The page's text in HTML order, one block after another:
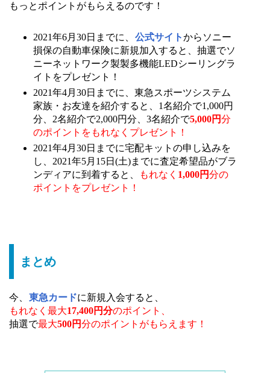
もっとポイントがもらえるのです！
2021年6月30日までに、 公式サイトからソニー
損保の自動車保険に新規加入すると、抽選でソ
ニーネットワーク製製多機能LEDシーリングラ
イトをプレゼント！
2021年4月30日までに、東急スポーツシステム
家族・お友達を紹介すると、1名紹介で1,000円
分、2名紹介で2,000円分、3名紹介で5,000円分
のポイントをもれなくプレゼント！
2021年4月30日までに宅配キットの申し込みを
し、2021年5月15日(土)までに査定希望品がブラ
ンディアに到着すると、
もれなく 1,000円分の
ポイントをプレゼント！
まとめ
今、 東急カードに新規入会すると、
もれなく最大17,400円分のポイント、
抽選で最大500円分のポイントがもらえます！